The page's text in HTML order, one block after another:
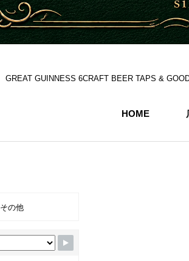
GREAT GUINNESS 6CRAFT BEER TAPS &
HOME
その他